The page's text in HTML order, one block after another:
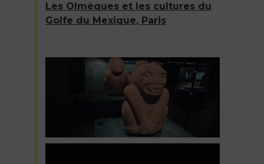
Les Olmèques et les cultures du
Golfe du Mexique, Paris